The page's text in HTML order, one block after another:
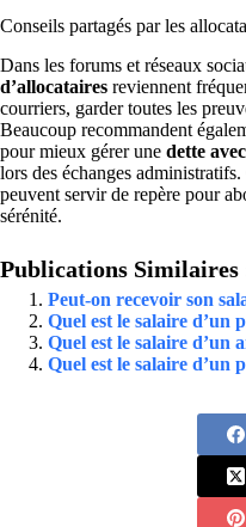
Conseils partagés par les
Dans les forums et réseaux
d’allocataires reviennent
courriers, garder toutes les
Beaucoup recommandent
pour mieux gérer une dette
lors des échanges
peuvent servir de repère pour
sérénité.
Publications Similaires
Peut-on recevoir son
Quel est le salaire d’un
Quel est le salaire d’un
Quel est le salaire d’un